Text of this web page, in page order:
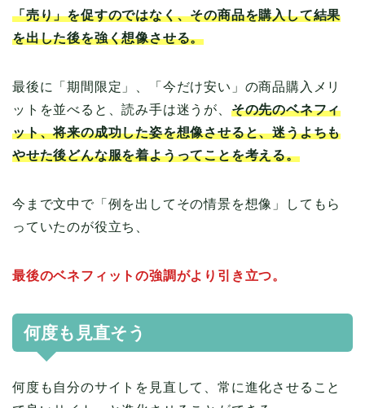
「売り」を促すのではなく、その商品を購入して結果
を出した後を強く想像させる。
最後に「期間限定」、「今だけ安い」の商品購入メリ
ットを並べると、読み手は迷うが、 その先のベネフィ
ット、将来の成功した姿を想像させると、迷うよちも
やせた後どんな服を着ようってことを考える。
今まで文中で「例を出してその情景を想像」してもら
っていたのが役立ち、
最後のベネフィットの強調がより引き立つ。
何度も見直そう
何度も自分のサイトを見直して、常に進化させること